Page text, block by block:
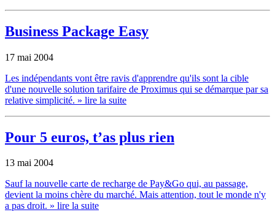
Business Package Easy
17 mai 2004
Les indépendants vont être ravis d'apprendre qu'ils sont la cible
d'une nouvelle solution tarifaire de Proximus qui se démarque par sa
relative simplicité. » lire la suite
Pour 5 euros, t’as plus rien
13 mai 2004
Sauf la nouvelle carte de recharge de Pay&Go qui, au passage,
devient la moins chère du marché. Mais attention, tout le monde n'y
a pas droit. » lire la suite